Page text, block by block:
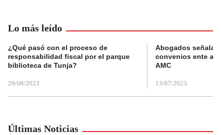
Lo más leído
¿Qué pasó con el proceso de
responsabilidad fiscal por el parque
biblioteca de Tunja?
29/08/2023
Abogados
convenios ente
AMC
13/07/2023
Últimas Noticias